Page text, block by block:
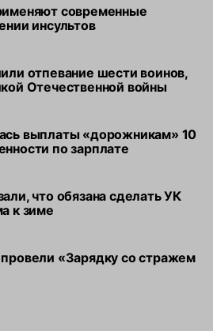
современные
инсультов
отпевание шести воинов,
Отечественной войны
выплаты «дорожникам» 10
по зарплате
что обязана сделать УК
к зиме
«Зарядку со стражем